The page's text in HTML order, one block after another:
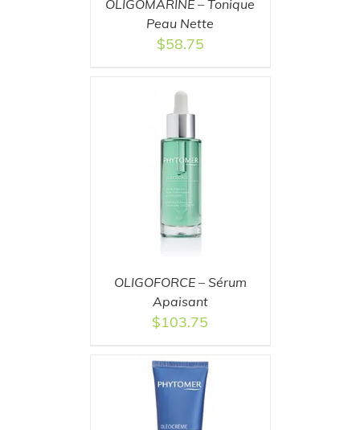
OLIGOMARINE – Tonique
Peau Nette
$58.75
OLIGOFORCE – Sérum
Apaisant
$103.75